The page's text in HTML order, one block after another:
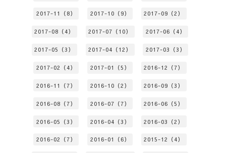
2017-11（8） 2017-10（9） 2017-09（2）
2017-08（4） 2017-07（10） 2017-06（4）
2017-05（3） 2017-04（12） 2017-03（3）
2017-02（4） 2017-01（5） 2016-12（7）
2016-11（7） 2016-10（2） 2016-09（3）
2016-08（7） 2016-07（7） 2016-06（5）
2016-05（3） 2016-04（3） 2016-03（2）
2016-02（7） 2016-01（6） 2015-12（4）